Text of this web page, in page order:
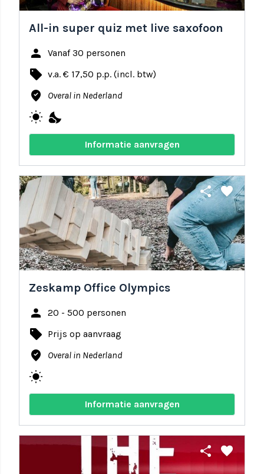
All-in super quiz met live saxofoon
person Vanaf 30 personen
local_offer v.a. € 17,50 p.p. (incl. btw)
where_to_vote Overal in Nederland
wb_sunny nights_stay
Informatie aanvragen
share favorite
Zeskamp Office Olympics
person 20 - 500 personen
local_offer Prijs op aanvraag
where_to_vote Overal in Nederland
wb_sunny
Informatie aanvragen
share favorite